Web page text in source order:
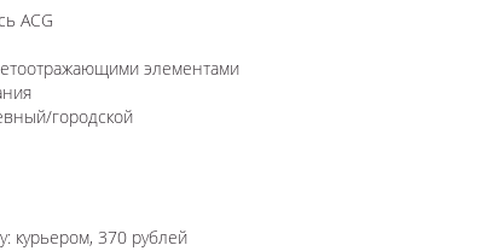
ACG
элементами
городской
курьером, 370 рублей